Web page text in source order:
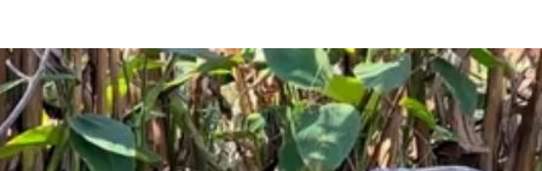
Polityka
Społeczeństwo